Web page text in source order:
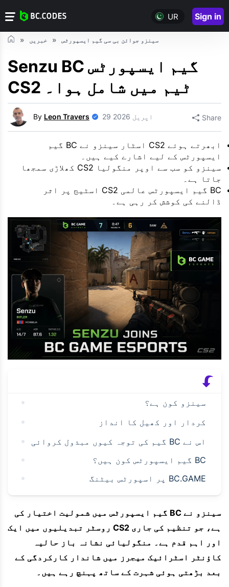
UR Sign in
خبریں سینزو جوائن بی سی گیم ایسپورٹس
Senzu BC گیم ایسپورٹس
CS2 ٹیم میں شامل ہوا۔
By Leon Travers 29 اپریل 2026 Share
ابھرتے ہوئے CS2 اسٹار سینزو نے BC گیم
ایسپورٹس کے لیے اشارے کیے ہیں۔
سینزو کو سب سے اوپر منگولیا CS2 کھلاڑی سمجھا
جاتا ہے۔
BC گیم ایسپورٹس عالمی CS2 اسٹیج پر اثر
ڈالنے کی کوشش کر رہی ہے۔
سینزو کون ہے؟
کردار اور کھیل کا انداز
اس نے BC گیم کی توجہ کیوں مبذول کروائی
BC گیم ایسپورٹس کون ہیں؟
BC.GAME پر اسپورٹس بیٹنگ
سینزو نے BC گیم ایسپورٹس میں شمولیت اختیار کی
ہے، جو تنظیم کی جاری CS2 روسٹر تبدیلیوں میں ایک
اور اہم قدم ہے۔ منگولیائی نشانہ باز حالیہ
کاؤنٹر اسٹرائیک میجرز میں شاندار کارکردگی کے
بعد بڑھتی ہوئی شہرت کے ساتھ پہنچ رہے ہیں۔